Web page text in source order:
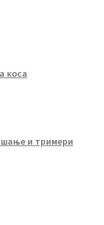
коса
и тримери